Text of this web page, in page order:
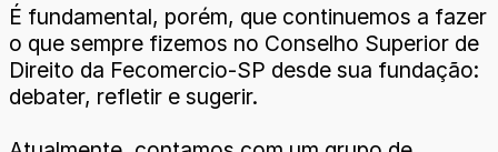
É fundamental, porém, que continuemos a fazer
o que sempre fizemos no Conselho Superior de
Direito da Fecomercio-SP desde sua fundação:
debater, refletir e sugerir.